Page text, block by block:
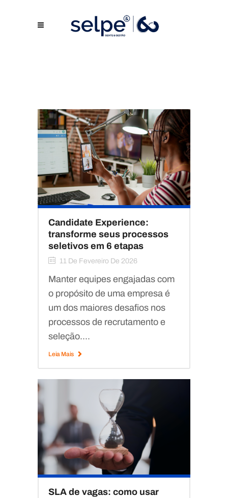
Candidate Experience:
transforme seus processos
seletivos em 6 etapas
11 De Fevereiro De 2026
Manter equipes engajadas com
o propósito de uma empresa é
um dos maiores desafios nos
processos de recrutamento e
seleção....
Leia Mais
SLA de vagas: como usar